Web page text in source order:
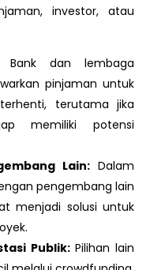
investor, atau
dan lembaga
pinjaman untuk
terutama jika
memiliki potensi
Lain:Dalam
pengembang lain
menjadi solusi untuk
Publik:Pilihan lain